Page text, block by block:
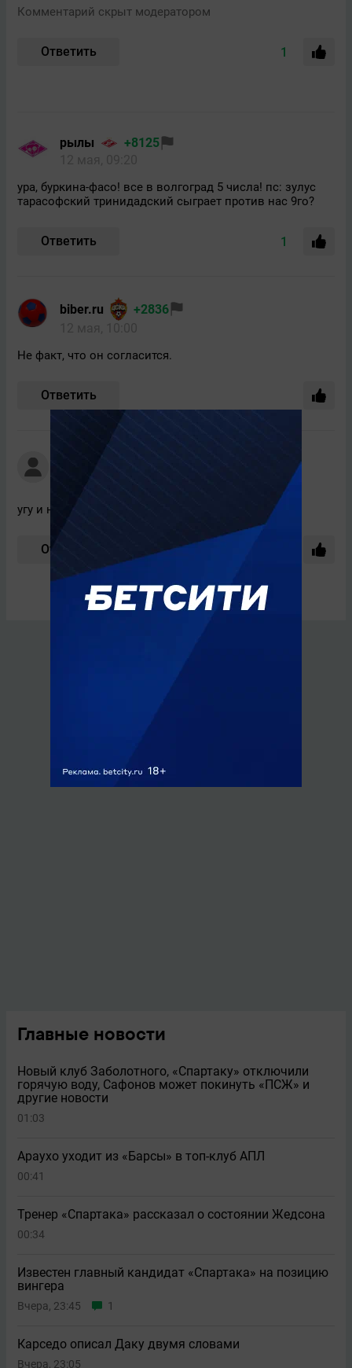
Комментарий скрыт модератором
Ответить 1
рылы
+8125
ура, буркина-фасо! все в волгоград 5 числа! пс: зулус
тарасофский тринидадский сыграет против нас 9го?
Ответить 1
biber.ru
+2836
Не факт, что он согласится.
Ответить
12 мая, 09:21
угу и надо бы еще 3-4 вратаря добавить)
Ответить
Главные новости
Новый клуб Заболотного, «Спартаку» отключили
горячую воду, Сафонов может покинуть «ПСЖ» и
другие новости
01:03
Араухо уходит из «Барсы» в топ-клуб АПЛ
00:41
Тренер «Спартака» рассказал о состоянии Жедсона
00:34
Известен главный кандидат «Спартака» на позицию
вингера
Вчера, 23:45 1
Карседо описал Даку двумя словами
Вчера, 23:05